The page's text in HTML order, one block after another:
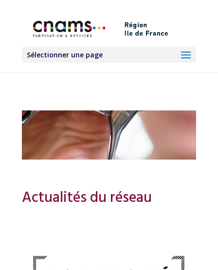
Sélectionner une page
Actualités du réseau